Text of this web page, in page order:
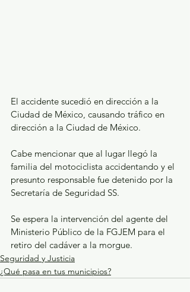
El accidente sucedió en dirección a la
Ciudad de México, causando tráfico en
dirección a la Ciudad de México.
Cabe mencionar que al lugar llegó la
familia del motociclista accidentando y el
presunto responsable fue detenido por la
Secretaría de Seguridad SS.
Se espera la intervención del agente del
Ministerio Público de la FGJEM para el
retiro del cadáver a la morgue.
Seguridad y Justicia
¿Qué pasa en tus municipios?